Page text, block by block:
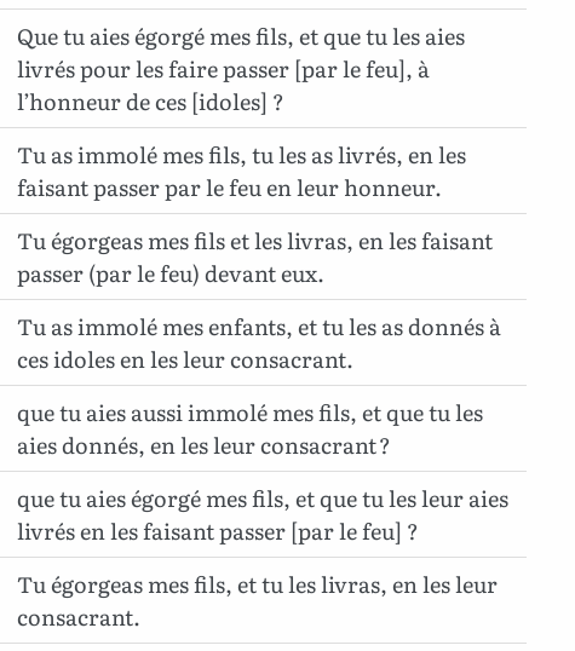
Que tu aies égorgé mes fils, et que tu les aies
livrés pour les faire passer [par le feu], à
l’honneur de ces [idoles] ?
Tu as immolé mes fils, tu les as livrés, en les
faisant passer par le feu en leur honneur.
Tu égorgeas mes fils et les livras, en les faisant
passer (par le feu) devant eux.
Tu as immolé mes enfants, et tu les as donnés à
ces idoles en les leur consacrant.
que tu aies aussi immolé mes fils, et que tu les
aies donnés, en les leur consacrant ?
que tu aies égorgé mes fils, et que tu les leur aies
livrés en les faisant passer [par le feu] ?
Tu égorgeas mes fils, et tu les livras, en les leur
consacrant.